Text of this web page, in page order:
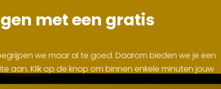
met een gratis
we maar al te goed. Daarom bieden we je een
aan. Klik op de knop om binnen enkele minuten jouw